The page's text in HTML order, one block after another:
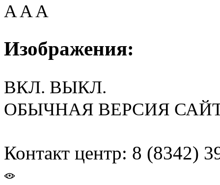
AAA
Изображения:
ВКЛ. ВЫКЛ.
ОБЫЧНАЯ ВЕРСИЯ
Контакт центр: 8 (8342)